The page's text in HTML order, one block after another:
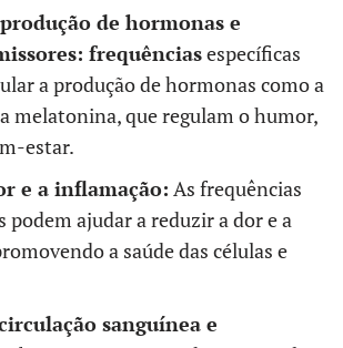
de hormonas e
frequênciasespecíficas
a produção de hormonas como a
melatonina, que regulam o humor,
estar.
e a inflamação: As frequências
podem ajudar a reduzir a dor e a
a saúde das células e
sanguínea e